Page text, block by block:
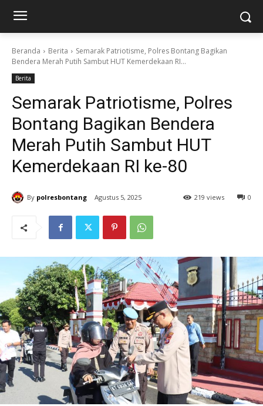
Beranda Berita
Semarak Patriotisme, Polres Bontang Bagikan
Bendera Merah Putih Sambut HUT Kemerdekaan RI...
Berita
Semarak Patriotisme, Polres
Bontang Bagikan Bendera
Merah Putih Sambut HUT
Kemerdekaan RI ke-80
By polresbontang Agustus 5, 2025 0
219 views